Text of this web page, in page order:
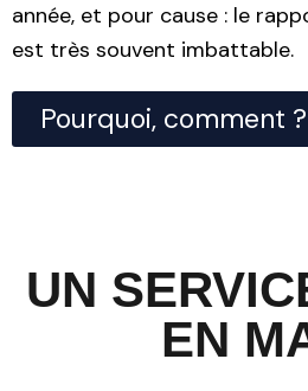
année, et pour cause : le
est très souvent imbattable.
Pourquoi, comment ?
UN
EN